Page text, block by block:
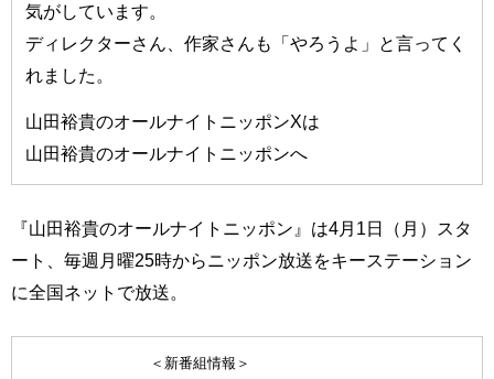
気がしています。
ディレクターさん、作家さんも「やろうよ」と言ってく
れました。
山田裕貴のオールナイトニッポンXは
山田裕貴のオールナイトニッポンへ
『山田裕貴のオールナイトニッポン』は4月1日（月）スタ
ート、毎週月曜25時からニッポン放送をキーステーション
に全国ネットで放送。
＜新番組情報＞